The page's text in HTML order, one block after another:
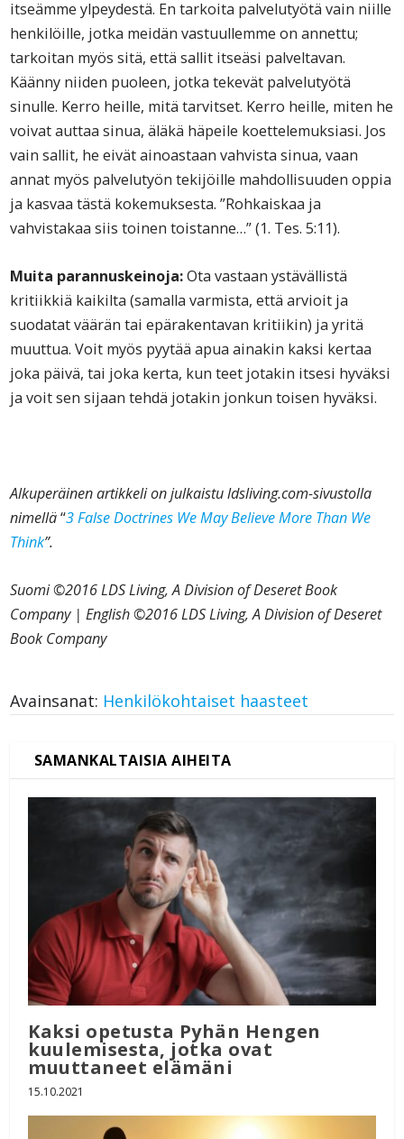
itseämme ylpeydestä. En tarkoita palvelutyötä vain niille
henkilöille, jotka meidän vastuullemme on annettu;
tarkoitan myös sitä, että sallit itseäsi palveltavan.
Käänny niiden puoleen, jotka tekevät palvelutyötä
sinulle. Kerro heille, mitä tarvitset. Kerro heille, miten he
voivat auttaa sinua, äläkä häpeile koettelemuksiasi. Jos
vain sallit, he eivät ainoastaan vahvista sinua, vaan
annat myös palvelutyön tekijöille mahdollisuuden oppia
ja kasvaa tästä kokemuksesta. ”Rohkaiskaa ja
vahvistakaa siis toinen toistanne…” (1. Tes. 5:11).
Muita parannuskeinoja:Ota vastaan ystävällistä
kritiikkiä kaikilta (samalla varmista, että arvioit ja
suodatat väärän tai epärakentavan kritiikin) ja yritä
muuttua. Voit myös pyytää apua ainakin kaksi kertaa
joka päivä, tai joka kerta, kun teet jotakin itsesi hyväksi
ja voit sen sijaan tehdä jotakin jonkun toisen hyväksi.
Alkuperäinen artikkeli on julkaistu ldsliving.com-sivustolla
nimellä“3 False Doctrines We May Believe More Than We
Think”.
Suomi ©2016 LDS Living, A Division of Deseret Book
Company | English ©2016 LDS Living, A Division of Deseret
Book Company
Avainsanat: Henkilökohtaiset haasteet
Kaksi opetusta Pyhän Hengen
kuulemisesta, jotka ovat
muuttaneet elämäni
15.10.2021